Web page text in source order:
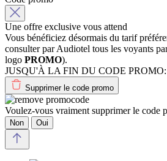
Une offre exclusive vous attend
Vous bénéficiez désormais du tarif
consulter par Audiotel tous les voyants
logo PROMO).
JUSQU'À LA FIN DU CODE PROMO:
Supprimer le code promo
Voulez-vous vraiment supprimer le code
Non Oui